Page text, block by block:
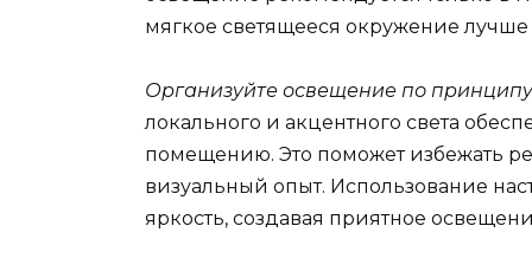
мягкое светящееся окружение
Организуйте освещение по
локального и акцентного света
помещению. Это поможет избежать
визуальный опыт. Использование
яркость, создавая приятное